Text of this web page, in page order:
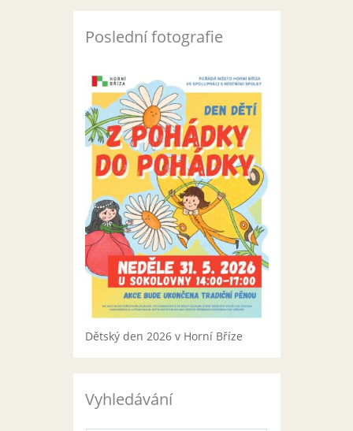
Poslední fotografie
Dětský den 2026 v Horní Bříze
Vyhledávání